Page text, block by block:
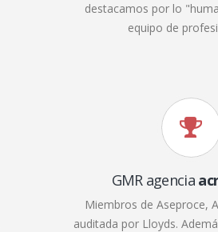
destacamos por lo
equipo de
GMR agencia
Miembros de Aseproce,
auditada por Lloyds.